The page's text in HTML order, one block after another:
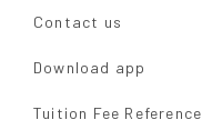
Contact us
Download app
Tuition Fee Reference